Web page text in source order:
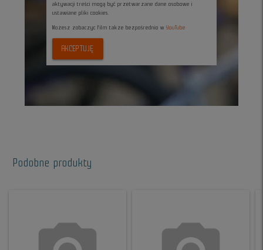
aktywacji treści mogą być przetwarzane dane osobowe i
ustawiane pliki cookies.
Możesz zobaczyc film także bezpośrednio w YouTube
AKCEPTUJĘ
Podobne produkty